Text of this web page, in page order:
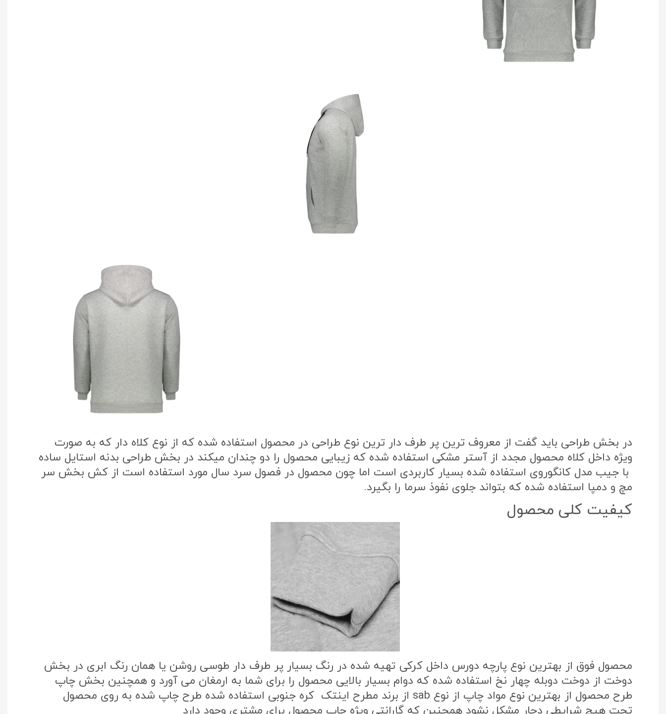
در بخش طراحی باید گفت از معروف ترین پر طرف دار ترین نوع طراحی در محصول استفاده شده که از نوع کلاه دار که به صورت
ویژه داخل کلاه محصول مجدد از آستر مشکی استفاده شده که زیبایی محصول را دو چندان میکند در بخش طراحی بدنه استایل ساده
با جیب مدل کانگوروی استفاده شده بسیار کاربردی است اما چون محصول در فصول سرد سال مورد استفاده است از کش بخش سر
مچ و دمپا استفاده شده که بتواند جلوی نفوذ سرما را بگیرد.
کیفیت کلی محصول
محصول فوق از بهترین نوع پارچه دورس داخل کرکی تهیه شده در رنگ بسیار پر طرف دار طوسی روشن یا همان رنگ ابری در بخش
دوخت از دوخت دوبله چهار نخ استفاده شده که دوام بسیار بالایی محصول را برای شما به ارمغان می آورد و همچنین بخش چاپ
طرح محصول از بهترین نوع مواد چاپ از نوع sab از برند مطرح اینتک کره جنوبی استفاده شده طرح چاپ شده به روی محصول
تحت هیچ شرایطی دچار مشکل نشود همچنین که گارانتی ویژه چاپ محصول برای مشتری وجود دارد